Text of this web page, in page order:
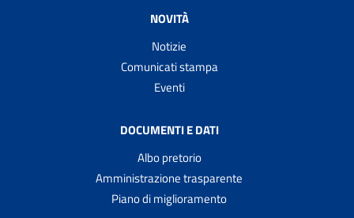
NOVITÀ
Notizie
Comunicati stampa
Eventi
DOCUMENTI E DATI
Albo pretorio
Amministrazione trasparente
Piano di miglioramento